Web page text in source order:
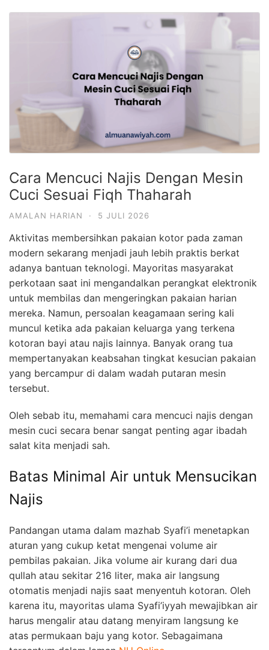
Cara Mencuci Najis Dengan Mesin
Cuci Sesuai Fiqh Thaharah
AMALAN HARIAN · 5 JULI 2026
Aktivitas membersihkan pakaian kotor pada zaman
modern sekarang menjadi jauh lebih praktis berkat
adanya bantuan teknologi. Mayoritas masyarakat
perkotaan saat ini mengandalkan perangkat elektronik
untuk membilas dan mengeringkan pakaian harian
mereka. Namun, persoalan keagamaan sering kali
muncul ketika ada pakaian keluarga yang terkena
kotoran bayi atau najis lainnya. Banyak orang tua
mempertanyakan keabsahan tingkat kesucian pakaian
yang bercampur di dalam wadah putaran mesin
tersebut.
Oleh sebab itu, memahami cara mencuci najis dengan
mesin cuci secara benar sangat penting agar ibadah
salat kita menjadi sah.
Batas Minimal Air untuk Mensucikan
Najis
Pandangan utama dalam mazhab Syafi’i menetapkan
aturan yang cukup ketat mengenai volume air
pembilas pakaian. Jika volume air kurang dari dua
qullah atau sekitar 216 liter, maka air langsung
otomatis menjadi najis saat menyentuh kotoran. Oleh
karena itu, mayoritas ulama Syafi’iyyah mewajibkan air
harus mengalir atau datang menyiram langsung ke
atas permukaan baju yang kotor. Sebagaimana